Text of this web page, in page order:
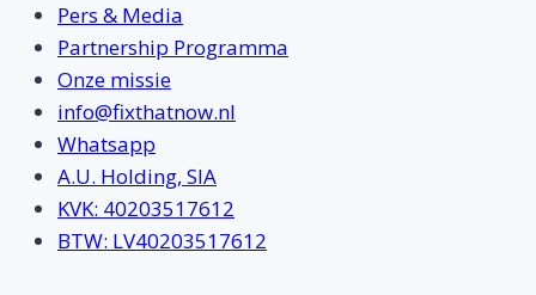
Pers & Media
Partnership Programma
Onze missie
info@fixthatnow.nl
Whatsapp
A.U. Holding, SIA
KVK: 40203517612
BTW: LV40203517612